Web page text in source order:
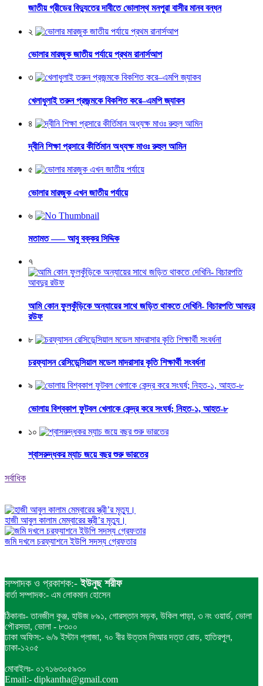
জাতীয় গ্রীডের বিদ্যুতের দাবীতে ভোলাস্থ মনপুরা বাসীর মানব বন্ধন
২
ভোলার মারজুক জাতীয় পর্যায়ে প্রথম রানার্সআপ
৩
খেলাধুলাই তরুন প্রজন্মকে বিকশিত করে–এমপি জ্যাকব
৪
দ্বীনি শিক্ষা প্রসারে কীর্তিমান অধ্যক্ষ মাওঃ রুহুল আমিন
৫
ভোলার মারজুক এখন জাতীয় পর্যায়ে
৬
মতামত —– আবু বক্কর সিদ্দিক
৭
আমি কোন ফুলকুঁড়িকে অন্যায়ের সাথে জড়িত থাকতে দেখিনি- বিচারপতি আবদুর
রউফ
৮
চরফ্যাসন রেসিডেন্সিয়াল মডেল মাদরাসার কৃতি শিক্ষার্থী সংবর্ধনা
৯
ভোলায় বিশ্বকাপ ফুটবল খেলাকে কেন্দ্র করে সংঘর্ষ; নিহত-১, আহত-৮
১০
শ্বাসরুদ্ধকর ম্যাচ জয়ে বছর শুরু ভারতের
সর্বাধিক
হাজী আবুল কালাম মেম্বারের স্ত্রী’র মৃত্যু।
জমি দখলে চরফ্যাশনে ইউপি সদস্য গ্রেফতার
সম্পাদক ও প্রকাশক:-ইউনুছ শরীফ
বার্তা সম্পাদক:- এম লোকমান হোসেন
ঠিকানাঃ- তানজীল কুঞ্জ, হাউজ ৮৯১, গোরস্তান সড়ক, উকিল পাড়া, ৩ নং ওয়ার্ড, ভোলা
পৌরসভা, ভোলা - ৮৩০০
ঢাকা অফিস:- ৬/৯ ইস্টান প্লাজা, ৭০ বীর উত্তম সিআর দত্ত রোড, হাতিরপুল,
ঢাকা-১২০৫
মোবাইলঃ- ০১৭১৬৩০৫৯৩০
Email:- dipkantha@gmail.com